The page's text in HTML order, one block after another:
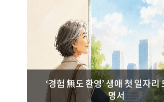
‘경험 無도 환영’ 생애 첫 일자리 도전 설
명서